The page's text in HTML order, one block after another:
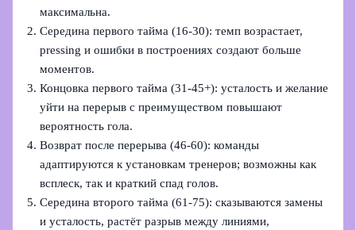
максимальна.
Середина первого тайма (16-30): темп возрастает,
pressing и ошибки в построениях создают больше
моментов.
Концовка первого тайма (31-45+): усталость и желание
уйти на перерыв с преимуществом повышают
вероятность гола.
Возврат после перерыва (46-60): команды
адаптируются к установкам тренеров; возможны как
всплеск, так и краткий спад голов.
Середина второго тайма (61-75): сказываются замены
и усталость, растёт разрыв между линиями,